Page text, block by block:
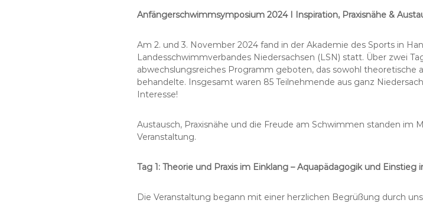
Anfängerschwimmsymposium 2024 I Inspiration, Praxisnähe &
Am 2. und 3. November 2024 fand in der Akademie des Sports in
Landesschwimmverbandes Niedersachsen (LSN) statt. Über zwei
abwechslungsreiches Programm geboten, das sowohl theoretische
behandelte. Insgesamt waren 85 Teilnehmende aus ganz
Interesse!
Austausch, Praxisnähe und die Freude am Schwimmen standen
Veranstaltung.
Tag 1: Theorie und Praxis im Einklang – Aquapädagogik und
Die Veranstaltung begann mit einer herzlichen Begrüßung durch